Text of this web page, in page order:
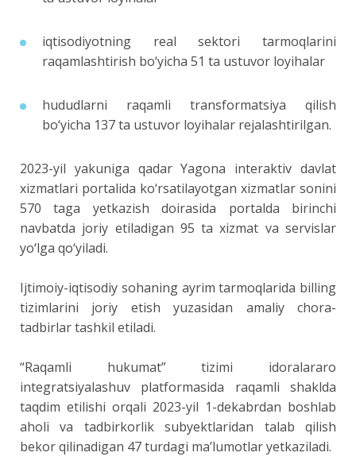
iqtisodiyotning real sektori tarmoqlarini
raqamlashtirish bo‘yicha 51 ta ustuvor loyihalar
hududlarni raqamli transformatsiya qilish
bo‘yicha 137 ta ustuvor loyihalar rejalashtirilgan.
2023-yil yakuniga qadar Yagona interaktiv davlat
xizmatlari portalida ko‘rsatilayotgan xizmatlar sonini
570 taga yetkazish doirasida portalda birinchi
navbatda joriy etiladigan 95 ta xizmat va servislar
yo‘lga qo‘yiladi.
Ijtimoiy-iqtisodiy sohaning ayrim tarmoqlarida billing
tizimlarini joriy etish yuzasidan amaliy chora-
tadbirlar tashkil etiladi.
“Raqamli hukumat” tizimi idoralararo
integratsiyalashuv platformasida raqamli shaklda
taqdim etilishi orqali 2023-yil 1-dekabrdan boshlab
aholi va tadbirkorlik subyektlaridan talab qilish
bekor qilinadigan 47 turdagi ma’lumotlar yetkaziladi.